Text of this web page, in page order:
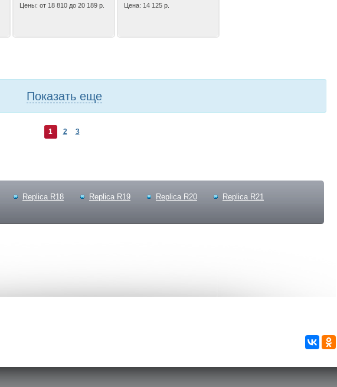
Цены: от 18 810 до 20 189 р. Цена: 14 125 р.
Показать еще
1 2 3
Replica R18 Replica R19 Replica R20
Replica R21